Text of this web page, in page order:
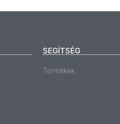
SEGÍTSÉG
Termékek